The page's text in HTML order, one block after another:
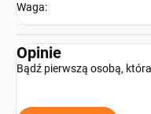
Waga:
Opinie
Bądź pierwszą osobą,